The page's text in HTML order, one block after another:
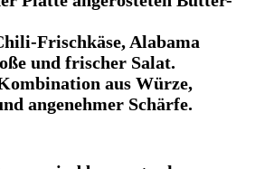
Frischkäse, Alabama
und frischer Salat.
aus Würze,
angenehmer Schärfe.